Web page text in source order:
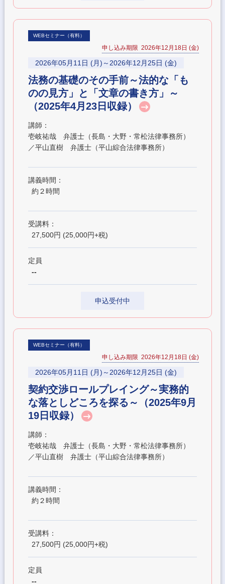
WEBセミナー（有料）
申し込み期限 2026年12月18日 (金)
2026年05月11日 (月)～2026年12月25日 (金)
法務の基礎のその手前～法的な「も
のの見方」と「文章の書き方」～
（2025年4月23日収録）
講師：
壱岐祐哉 弁護士（長島・大野・常松法律事務所）
／平山直樹 弁護士（平山綜合法律事務所）
講義時間：
約２時間
受講料：
27,500円 (25,000円+税)
定員
--
申込受付中
WEBセミナー（有料）
申し込み期限 2026年12月18日 (金)
2026年05月11日 (月)～2026年12月25日 (金)
契約交渉ロールプレイング～実務的
な落としどころを探る～（2025年9月
19日収録）
講師：
壱岐祐哉 弁護士（長島・大野・常松法律事務所）
／平山直樹 弁護士（平山綜合法律事務所）
講義時間：
約２時間
受講料：
27,500円 (25,000円+税)
定員
--